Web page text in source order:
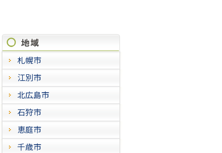
札幌市
江別市
北広島市
石狩市
恵庭市
千歳市